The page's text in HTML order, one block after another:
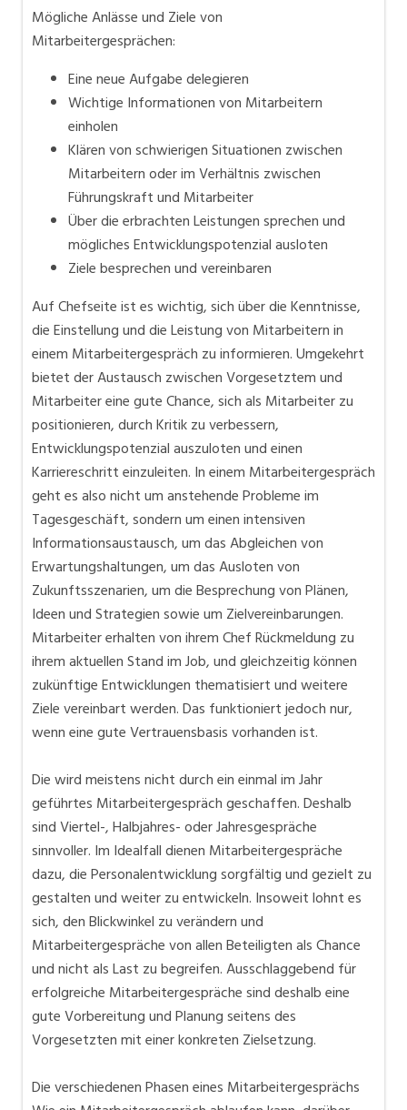
Mögliche Anlässe und Ziele von
Mitarbeitergesprächen:
Eine neue Aufgabe delegieren
Wichtige Informationen von Mitarbeitern
einholen
Klären von schwierigen Situationen zwischen
Mitarbeitern oder im Verhältnis zwischen
Führungskraft und Mitarbeiter
Über die erbrachten Leistungen sprechen und
mögliches Entwicklungspotenzial ausloten
Ziele besprechen und vereinbaren
Auf Chefseite ist es wichtig, sich über die Kenntnisse,
die Einstellung und die Leistung von Mitarbeitern in
einem Mitarbeitergespräch zu informieren. Umgekehrt
bietet der Austausch zwischen Vorgesetztem und
Mitarbeiter eine gute Chance, sich als Mitarbeiter zu
positionieren, durch Kritik zu verbessern,
Entwicklungspotenzial auszuloten und einen
Karriereschritt einzuleiten. In einem Mitarbeitergespräch
geht es also nicht um anstehende Probleme im
Tagesgeschäft, sondern um einen intensiven
Informationsaustausch, um das Abgleichen von
Erwartungshaltungen, um das Ausloten von
Zukunftsszenarien, um die Besprechung von Plänen,
Ideen und Strategien sowie um Zielvereinbarungen.
Mitarbeiter erhalten von ihrem Chef Rückmeldung zu
ihrem aktuellen Stand im Job, und gleichzeitig können
zukünftige Entwicklungen thematisiert und weitere
Ziele vereinbart werden. Das funktioniert jedoch nur,
wenn eine gute Vertrauensbasis vorhanden ist.
Die wird meistens nicht durch ein einmal im Jahr
geführtes Mitarbeitergespräch geschaffen. Deshalb
sind Viertel-, Halbjahres- oder Jahresgespräche
sinnvoller. Im Idealfall dienen Mitarbeitergespräche
dazu, die Personalentwicklung sorgfältig und gezielt zu
gestalten und weiter zu entwickeln. Insoweit lohnt es
sich, den Blickwinkel zu verändern und
Mitarbeitergespräche von allen Beteiligten als Chance
und nicht als Last zu begreifen. Ausschlaggebend für
erfolgreiche Mitarbeitergespräche sind deshalb eine
gute Vorbereitung und Planung seitens des
Vorgesetzten mit einer konkreten Zielsetzung.
Die verschiedenen Phasen eines Mitarbeitergesprächs